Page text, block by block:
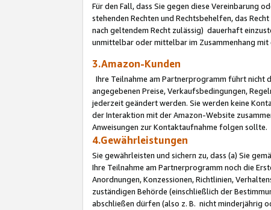
Für den Fall, dass Sie gegen diese Vereinbarung
stehenden Rechten und Rechtsbehelfen, das
nach geltendem Recht zulässig) dauerhaft
unmittelbar oder mittelbar im Zusammenhang mit
3.Amazon-Kunden
Ihre Teilnahme am Partnerprogramm führt nicht
angegebenen Preise, Verkaufsbedingungen,
jederzeit geändert werden. Sie werden keine
der Interaktion mit der Amazon-Website
Anweisungen zur Kontaktaufnahme folgen sollte.
4.Gewährleistungen
Sie gewährleisten und sichern zu, dass (a) Sie
Ihre Teilnahme am Partnerprogramm noch die
Anordnungen, Konzessionen, Richtlinien,
zuständigen Behörde (einschließlich der
abschließen dürfen (also z. B. nicht minderjährig